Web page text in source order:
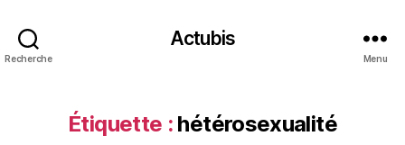
Recherche
Actubis
Menu
Étiquette : hétérosexualité